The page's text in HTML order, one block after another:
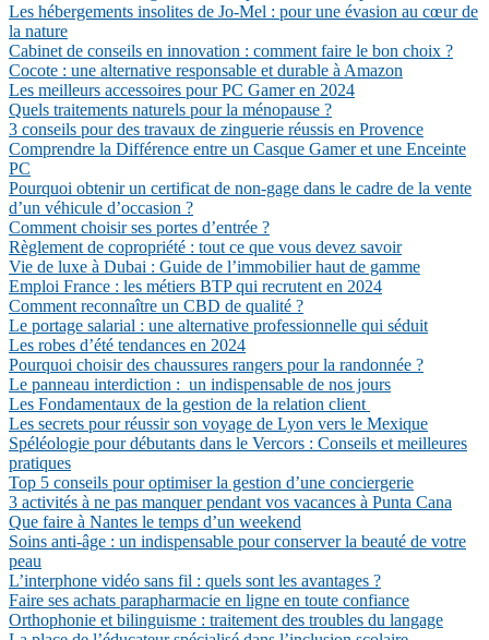
Les hébergements insolites de Jo-Mel : pour une évasion au cœur de
la nature
Cabinet de conseils en innovation : comment faire le bon choix ?
Cocote : une alternative responsable et durable à Amazon
Les meilleurs accessoires pour PC Gamer en 2024
Quels traitements naturels pour la ménopause ?
3 conseils pour des travaux de zinguerie réussis en Provence
Comprendre la Différence entre un Casque Gamer et une Enceinte
PC
Pourquoi obtenir un certificat de non-gage dans le cadre de la vente
d’un véhicule d’occasion ?
Comment choisir ses portes d’entrée ?
Règlement de copropriété : tout ce que vous devez savoir
Vie de luxe à Dubai : Guide de l’immobilier haut de gamme
Emploi France : les métiers BTP qui recrutent en 2024
Comment reconnaître un CBD de qualité ?
Le portage salarial : une alternative professionnelle qui séduit
Les robes d’été tendances en 2024
Pourquoi choisir des chaussures rangers pour la randonnée ?
Le panneau interdiction : un indispensable de nos jours
Les Fondamentaux de la gestion de la relation client
Les secrets pour réussir son voyage de Lyon vers le Mexique
Spéléologie pour débutants dans le Vercors : Conseils et meilleures
pratiques
Top 5 conseils pour optimiser la gestion d’une conciergerie
3 activités à ne pas manquer pendant vos vacances à Punta Cana
Que faire à Nantes le temps d’un weekend
Soins anti-âge : un indispensable pour conserver la beauté de votre
peau
L’interphone vidéo sans fil : quels sont les avantages ?
Faire ses achats parapharmacie en ligne en toute confiance
Orthophonie et bilinguisme : traitement des troubles du langage